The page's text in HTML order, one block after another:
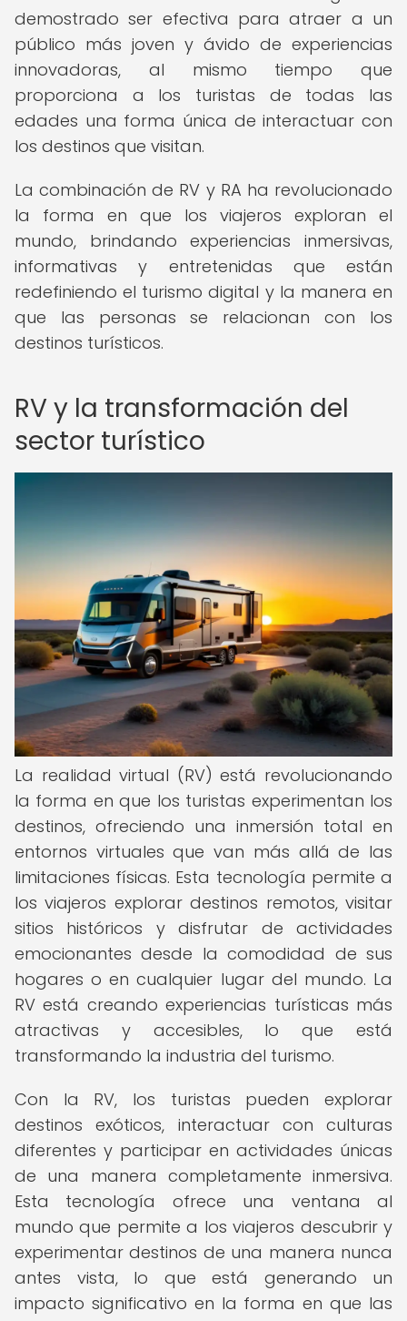
demostrado ser efectiva para atraer a un
público más joven y ávido de experiencias
innovadoras, al mismo tiempo que
proporciona a los turistas de todas las
edades una forma única de interactuar con
los destinos que visitan.
La combinación de RV y RA ha revolucionado
la forma en que los viajeros exploran el
mundo, brindando experiencias inmersivas,
informativas y entretenidas que están
redefiniendo el turismo digital y la manera en
que las personas se relacionan con los
destinos turísticos.
RV y la transformación del
sector turístico
La realidad virtual (RV) está revolucionando
la forma en que los turistas experimentan los
destinos, ofreciendo una inmersión total en
entornos virtuales que van más allá de las
limitaciones físicas. Esta tecnología permite a
los viajeros explorar destinos remotos, visitar
sitios históricos y disfrutar de actividades
emocionantes desde la comodidad de sus
hogares o en cualquier lugar del mundo. La
RV está creando experiencias turísticas más
atractivas y accesibles, lo que está
transformando la industria del turismo.
Con la RV, los turistas pueden explorar
destinos exóticos, interactuar con culturas
diferentes y participar en actividades únicas
de una manera completamente inmersiva.
Esta tecnología ofrece una ventana al
mundo que permite a los viajeros descubrir y
experimentar destinos de una manera nunca
antes vista, lo que está generando un
impacto significativo en la forma en que las